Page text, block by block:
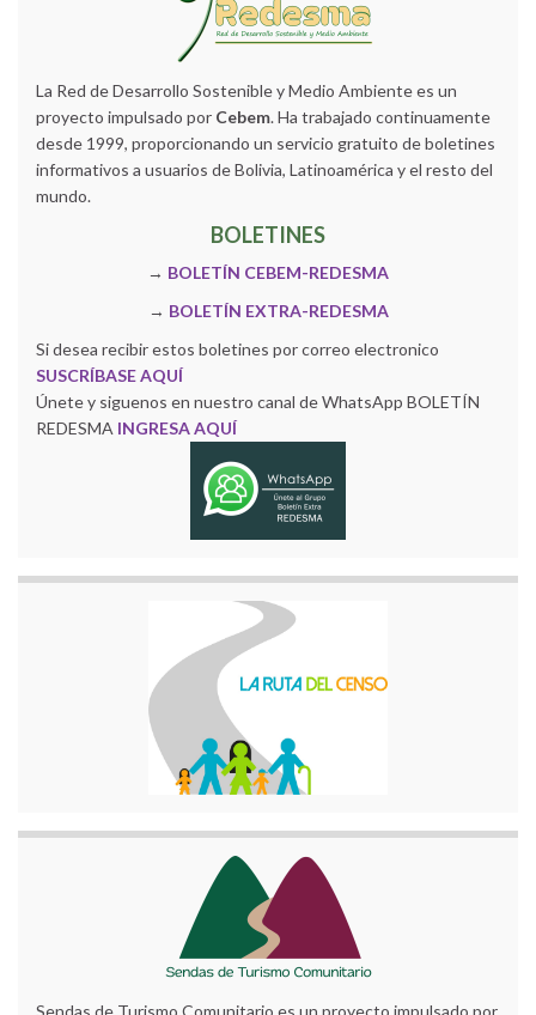
La Red de Desarrollo Sostenible y Medio Ambiente es un
proyecto impulsado por Cebem. Ha trabajado continuamente
desde 1999, proporcionando un servicio gratuito de boletines
informativos a usuarios de Bolivia, Latinoamérica y el resto del
mundo.
BOLETINES
→ BOLETÍN CEBEM-REDESMA
→ BOLETÍN EXTRA-REDESMA
Si desea recibir estos boletines por correo electronico
SUSCRÍBASE AQUÍ
Únete y siguenos en nuestro canal de WhatsApp BOLETÍN
REDESMA INGRESA AQUÍ